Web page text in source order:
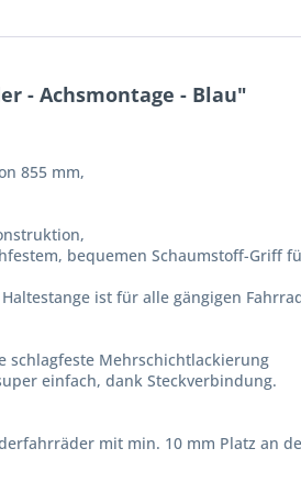
- Achsmontage - Blau"
855 mm,
bequemen Schaumstoff-Griff
ist für alle gängigen
schlagfeste Mehrschichtlackierung
einfach, dank Steckverbindung.
mit min. 10 mm Platz an